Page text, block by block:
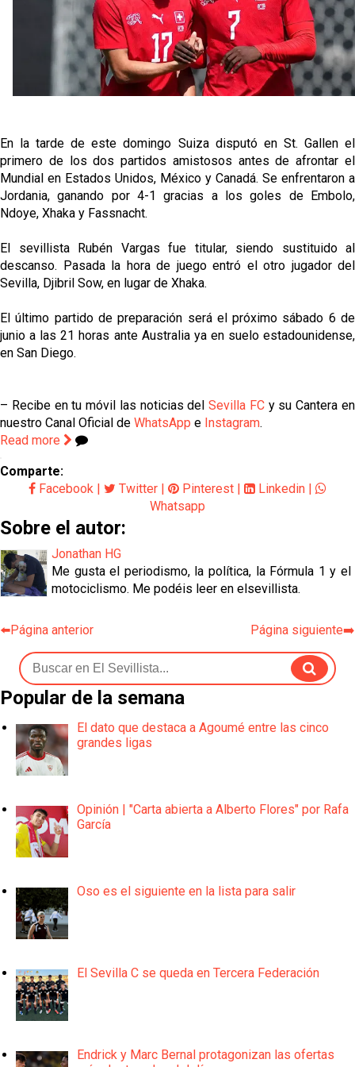
Juanlu de vuelta a Sevilla para cerrar su fichaje a la
El Granada negocia con el Sevilla FC por Alberto
El Sevilla continúa con despidos y rechaza una
oferta de 420 millones por el club
El Sevilla mueve ficha por Robbie Ure: la opción 'A'
para el ataque nervionense
En la tarde de este domingo Suiza disputó en St. Gallen el
primero de los dos partidos amistosos antes de afrontar el
Mundial en Estados Unidos, México y Canadá. Se enfrentaron a
Jordania, ganando por 4-1 gracias a los goles de Embolo,
Ndoye, Xhaka y Fassnacht.
El sevillista Rubén Vargas fue titular, siendo sustituido al
descanso. Pasada la hora de juego entró el otro jugador del
Sevilla, Djibril Sow, en lugar de Xhaka.
El último partido de preparación será el próximo sábado 6 de
junio a las 21 horas ante Australia ya en suelo estadounidense,
en San Diego.
– Recibe en tu móvil las noticias delSevilla FCy su Cantera en
nuestro Canal Oficial de WhatsApp e Instagram.
Read more
Comparte:
Facebook
Twitter Pinterest Linkedin
Whatsapp
Sobre el autor:
Jonathan HG
Me gusta el periodismo, la política, la Fórmula 1 y el
motociclismo. Me podéis leer en elsevillista.
⬅️Página anterior Página siguiente➡️
Popular de la semana
El dato que destaca a Agoumé entre las cinco
grandes ligas
Opinión | "Carta abierta a Alberto Flores" por Rafa
García
Oso es el siguiente en la lista para salir
El Sevilla C se queda en Tercera Federación
Endrick y Marc Bernal protagonizan las ofertas